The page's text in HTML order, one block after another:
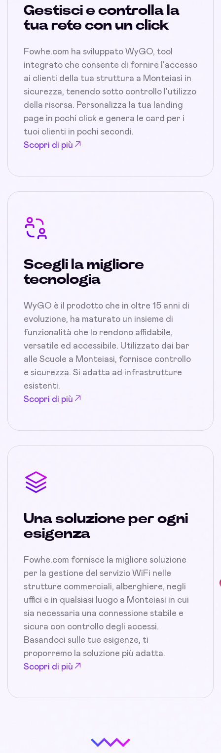
Gestisci e controlla la
tua rete con un click
Fowhe.com ha sviluppato WyGO, tool
integrato che consente di fornire l'accesso
ai clienti della tua struttura a Monteiasi in
sicurezza, tenendo sotto controllo l'utilizzo
della risorsa. Personalizza la tua landing
page in pochi click e genera le card per i
tuoi clienti in pochi secondi.
Scopri di più
Scegli la migliore
tecnologia
WyGO è il prodotto che in oltre 15 anni di
evoluzione, ha maturato un insieme di
funzionalità che lo rendono affidabile,
versatile ed accessibile. Utilizzato dai bar
alle Scuole a Monteiasi, fornisce controllo
e sicurezza. Si adatta ad infrastrutture
esistenti.
Scopri di più
Una soluzione per ogni
esigenza
Fowhe.com fornisce la migliore soluzione
per la gestione del servizio WiFi nelle
strutture commerciali, alberghiere, negli
uffici e in qualsiasi luogo a Monteiasi in cui
sia necessaria una connessione stabile e
sicura con controllo degli accessi.
Basandoci sulle tue esigenze, ti
proporremo la soluzione più adatta.
Scopri di più